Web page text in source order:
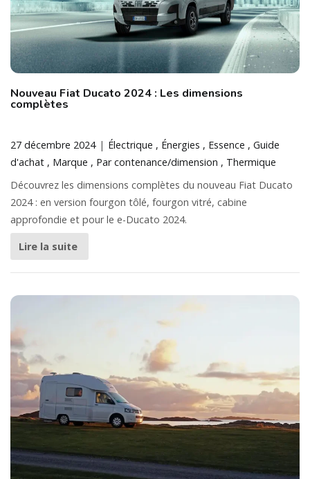
Nouveau Fiat Ducato 2024 : Les dimensions
complètes
27 décembre 2024 Électrique Énergies Essence
Guide
d'achat
Marque Par contenance/dimension
Thermique
Découvrez les dimensions complètes du nouveau Fiat Ducato
2024 : en version fourgon tôlé, fourgon vitré, cabine
approfondie et pour le e-Ducato 2024.
Lire la suite